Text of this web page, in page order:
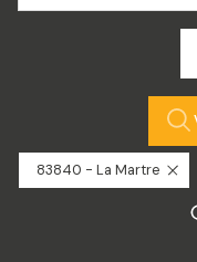
83840 - La Martre